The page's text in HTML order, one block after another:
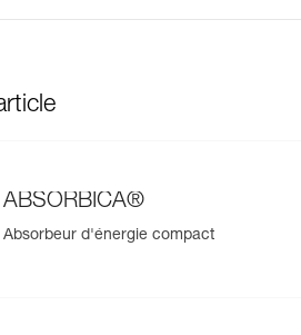
ABSORBICA®
Absorbeur d'énergie compact